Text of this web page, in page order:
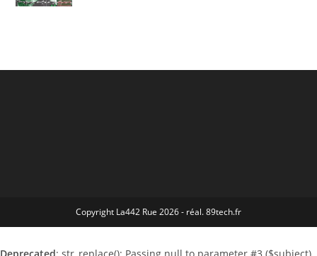
Copyright La442 Rue 2026 - réal. 89tech.fr